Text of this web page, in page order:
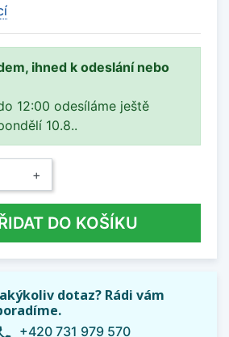
ihned k odeslání nebo
12:00 odesíláme ještě
10.8..
+
DO KOŠÍKU
dotaz? Rádi vám
+420 731 979 570